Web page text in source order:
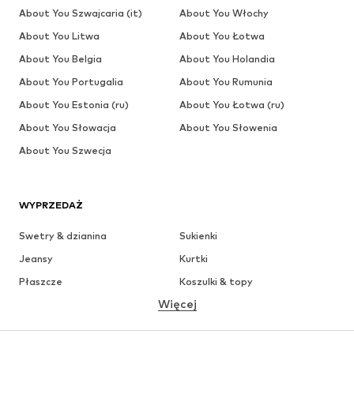
WYPRZEDAŻ
Swetry & dzianina
Sukienki
Jeansy
Kurtki
Płaszcze
Koszulki & topy
Bielizna
Spódnice
Bluzki & koszule
Więcej
About You Szwajcaria (it)
About You Włochy
About You Litwa
About You Łotwa
About You Belgia
About You Holandia
About You Portugalia
About You Rumunia
About You Estonia (ru)
About You Łotwa (ru)
About You Słowacja
About You Słowenia
About You Szwecja